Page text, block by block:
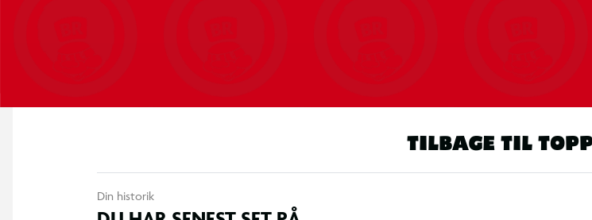
TILBAGE TIL
Din historik